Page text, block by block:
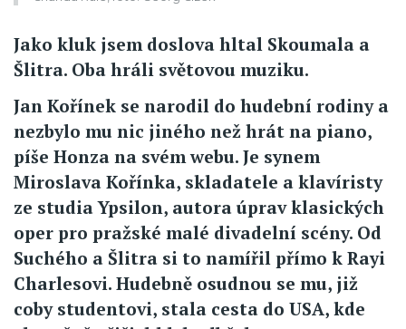
Jako kluk jsem doslova hltal Skoumala a
Šlitra. Oba hráli světovou muziku.
Jan Kořínek se narodil do hudební rodiny a
nezbylo mu nic jiného než hrát na piano,
píše Honza na svém webu. Je synem
Miroslava Kořínka, skladatele a klavíristy
ze studia Ypsilon, autora úprav klasických
oper pro pražské malé divadelní scény. Od
Suchého a Šlitra si to namířil přímo k Rayi
Charlesovi. Hudebně osudnou se mu, již
coby studentovi, stala cesta do USA, kde